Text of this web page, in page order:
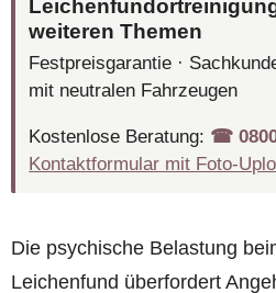
weiteren Themen
Festpreisgarantie ·
mit neutralen Fahrzeugen
Kostenlose Beratung: ☎︎ 0800
Kontaktformular mit Foto-
Die psychische Belastung
Leichenfund überfordert